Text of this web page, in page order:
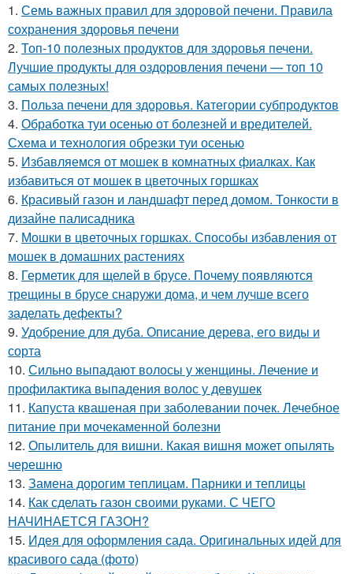
1. Семь важных правил для здоровой печени. Правила
сохранения здоровья печени
2. Топ-10 полезных продуктов для здоровья печени.
Лучшие продукты для оздоровления печени — топ 10
самых полезных!
3. Польза печени для здоровья. Категории субпродуктов
4. Обработка туи осенью от болезней и вредителей.
Схема и технология обрезки туи осенью
5. Избавляемся от мошек в комнатных фиалках. Как
избавиться от мошек в цветочных горшках
6. Красивый газон и ландшафт перед домом. Тонкости в
дизайне палисадника
7. Мошки в цветочных горшках. Способы избавления от
мошек в домашних растениях
8. Герметик для щелей в брусе. Почему появляются
трещины в брусе снаружи дома, и чем лучше всего
заделать дефекты?
9. Удобрение для дуба. Описание дерева, его виды и
сорта
10. Сильно выпадают волосы у женщины. Лечение и
профилактика выпадения волос у девушек
11. Капуста квашеная при заболевании почек. Лечебное
питание при мочекаменной болезни
12. Опылитель для вишни. Какая вишня может опылять
черешню
13. Замена дорогим теплицам. Парники и теплицы
14. Как сделать газон своими руками. С ЧЕГО
НАЧИНАЕТСЯ ГАЗОН?
15. Идея для оформления сада. Оригинальных идей для
красивого сада (фото)